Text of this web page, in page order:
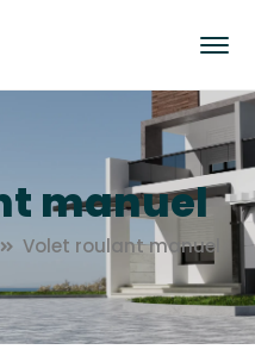
manuel
Volet roulant manuel